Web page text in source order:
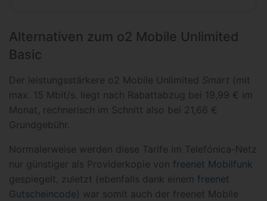
Alternativen zum o2 Mobile Unlimited
Basic
Der leistungsstärkere o2 Mobile Unlimited Smart (mit
max. 15 Mbit/s. liegt nach Rabattabzug bei 19,99 € im
Monat, rechnerisch im Schnitt also bei 21,66 €
Grundgebühr.
Normalerweise werden diese Tarife im Telefónica-Netz
nur günstiger als Providerkopie von freenet Mobilfunk
gespiegelt, zuletzt (ebenfalls dank einem freenet
Gutscheincode) war somit auch der freenet Mobile